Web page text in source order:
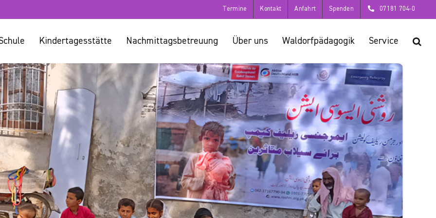
Termine Kontakt Anfahrt Spenden 07181 704-0
Kindertagesstätte Nachmittagsbetreuung Über uns Waldorfpädagogik Service